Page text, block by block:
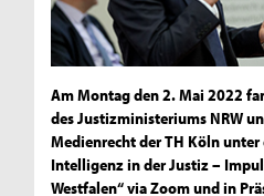
Am Montag den 2. Mai 2022
des Justizministeriums NRW
Medienrecht der TH Köln
Intelligenz in der Justiz –
Westfalen“ via Zoom und in